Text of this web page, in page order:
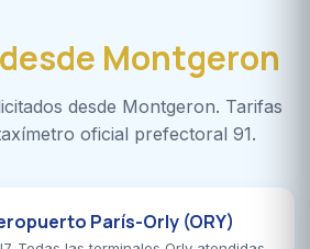
desde Montgeron
desde Montgeron. Tarifas
oficial prefectoral 91.
París-Orly (ORY)